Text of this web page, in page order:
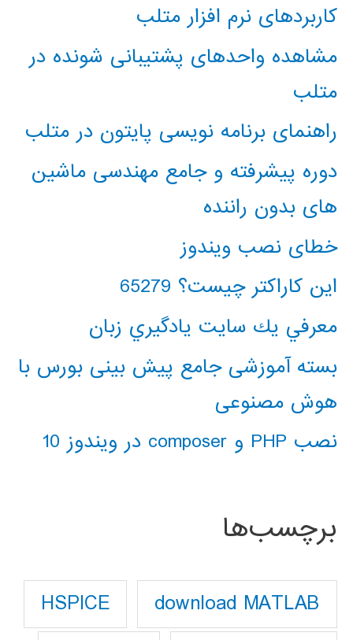
کاربردهای نرم افزار متلب
مشاهده واحدهای پشتیبانی شونده در
متلب
راهنمای برنامه نویسی پایتون در متلب
دوره پیشرفته و جامع مهندسی ماشین
های بدون راننده
خطای نصب ویندوز
این کاراکتر چیست؟ 65279
معرفي يك سايت يادگيري زبان
بسته آموزشی جامع پیش بینی بورس با
هوش مصنوعی
نصب PHP و composer در ویندوز 10
برچسب‌ها
download MATLAB
HSPICE